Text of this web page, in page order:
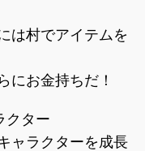
は村でアイテムを
にお金持ちだ！
クター
ャラクターを成長